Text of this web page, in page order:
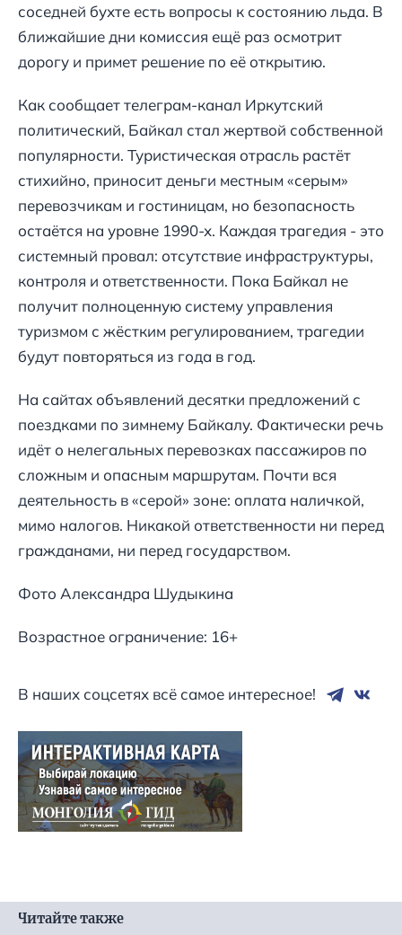
соседней бухте есть вопросы к состоянию льда. В
ближайшие дни комиссия ещё раз осмотрит
дорогу и примет решение по её открытию.
Как сообщает телеграм-канал Иркутский
политический, Байкал стал жертвой собственной
популярности. Туристическая отрасль растёт
стихийно, приносит деньги местным «серым»
перевозчикам и гостиницам, но безопасность
остаётся на уровне 1990-х. Каждая трагедия - это
системный провал: отсутствие инфраструктуры,
контроля и ответственности. Пока Байкал не
получит полноценную систему управления
туризмом с жёстким регулированием, трагедии
будут повторяться из года в год.
На сайтах объявлений десятки предложений с
поездками по зимнему Байкалу. Фактически речь
идёт о нелегальных перевозках пассажиров по
сложным и опасным маршрутам. Почти вся
деятельность в «серой» зоне: оплата наличкой,
мимо налогов. Никакой ответственности ни перед
гражданами, ни перед государством.
Фото Александра Шудыкина
Возрастное ограничение: 16+
В наших соцсетях всё самое интересное!
Читайте также